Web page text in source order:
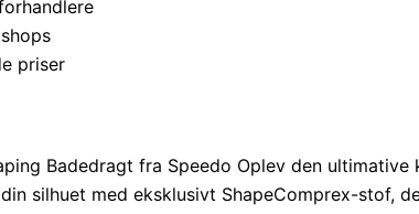
priser
Badedragt fra Speedo Oplev den
silhuet med eksklusivt ShapeComprex-stof,